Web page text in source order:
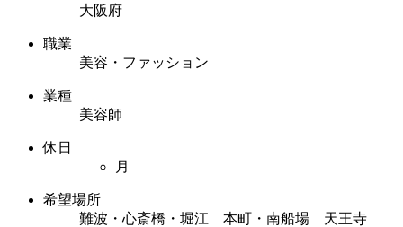
大阪府
職業
美容・ファッション
業種
美容師
休日
月
希望場所
難波・心斎橋・堀江 本町・南船場 天王寺